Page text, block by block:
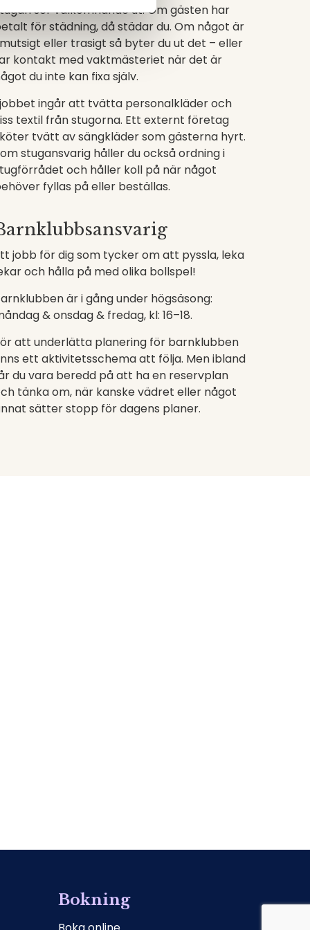
ser välkomnande ut. Om gästen har
för städning, då städar du. Om något är
eller trasigt så byter du ut det – eller
kontakt med vaktmästeriet när det är
du inte kan fixa själv.
ingår att tvätta personalkläder och
textil från stugorna. Ett externt företag
tvätt av sängkläder som gästerna hyrt.
stugansvarig håller du också ordning i
och håller koll på när något
fyllas på eller beställas.
jobb för dig som tycker om att pyssla, leka
och hålla på med olika bollspel!
är i gång under högsäsong:
& onsdag & fredag, kl: 16–18.
att underlätta planering för barnklubben
ett aktivitetsschema att följa. Men ibland
du vara beredd på att ha en reservplan
tänka om, när kanske vädret eller något
sätter stopp för dagens planer.
Bokning